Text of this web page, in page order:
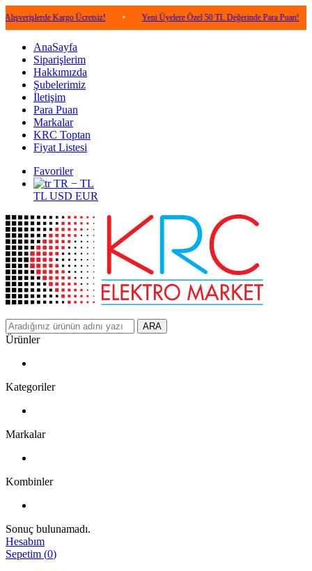
Kargo Ücretsiz! • Yeni Üyelere Özel 50 TL Değerinde Para Puan! •
AnaSayfa
Siparişlerim
Hakkımızda
Şubelerimiz
İletişim
Para Puan
Markalar
KRC Toptan
Fiyat Listesi
Favoriler
TR − TL
TL USD EUR
ARA
Ürünler
Kategoriler
Markalar
Kombinler
Sonuç bulunamadı.
Hesabım
Sepetim (0)